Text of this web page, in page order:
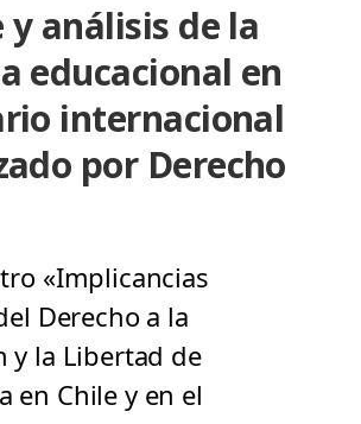
y análisis de la
educacional en
internacional
por Derecho
«Implicancias
Derecho a la
y la Libertad de
en Chile y en el